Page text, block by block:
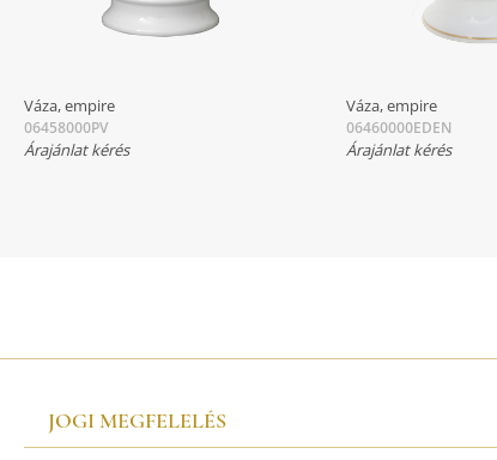
Váza, empire
06458000PV
Árajánlat kérés
Váza, empire
06460000EDEN
Árajánlat kérés
JOGI MEGFELELÉS